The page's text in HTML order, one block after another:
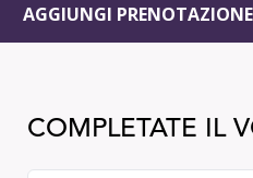
AGGIUNGI PRENOTAZIONE
COMPLETATE IL